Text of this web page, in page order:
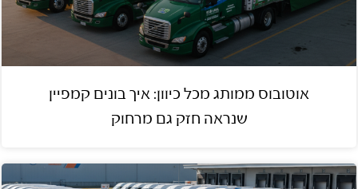
אוטובוס ממותג מכל כיוון: איך בונים קמפיין
שנראה חזק גם מרחוק